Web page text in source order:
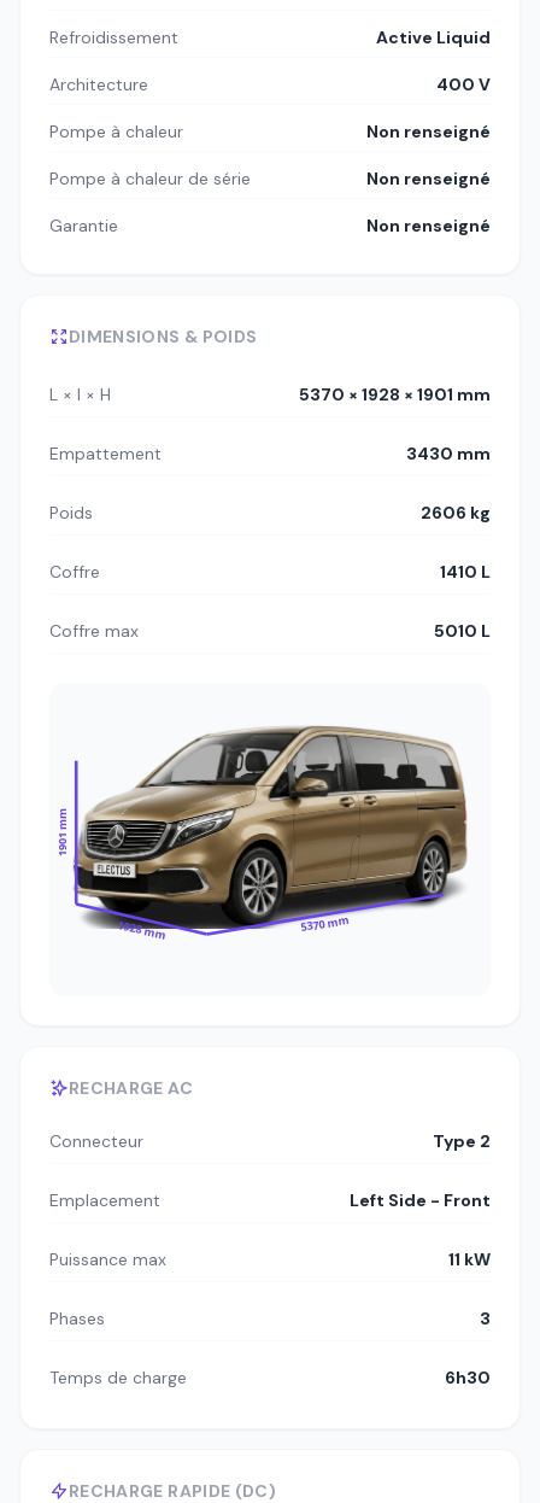
Refroidissement Active Liquid
Architecture 400 V
Pompe à chaleur Non renseigné
Pompe à chaleur de série Non renseigné
Garantie Non renseigné
DIMENSIONS & POIDS
L × l × H 5370 × 1928 × 1901 mm
Empattement 3430 mm
Poids 2606 kg
Coffre 1410 L
Coffre max 5010 L
1901 mm
1928 mm 5370 mm
RECHARGE AC
Connecteur Type 2
Emplacement Left Side - Front
Puissance max 11 kW
Phases 3
Temps de charge 6h30
RECHARGE RAPIDE (DC)